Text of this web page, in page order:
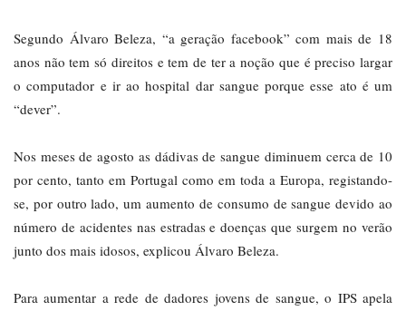
Segundo Álvaro Beleza, “a geração facebook” com mais de 18
anos não tem só direitos e tem de ter a noção que é preciso largar
o computador e ir ao hospital dar sangue porque esse ato é um
“dever”.
Nos meses de agosto as dádivas de sangue diminuem cerca de 10
por cento, tanto em Portugal como em toda a Europa, registando-
se, por outro lado, um aumento de consumo de sangue devido ao
número de acidentes nas estradas e doenças que surgem no verão
junto dos mais idosos, explicou Álvaro Beleza.
Para aumentar a rede de dadores jovens de sangue, o IPS apela